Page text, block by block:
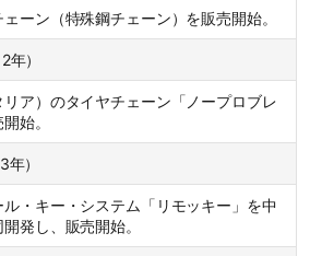
ーン（特殊鋼チェーン）を販売開始。
）
ア）のタイヤチェーン「ノープロブレ
始。
）
ル・キー・システム「リモッキー」を中
発し、販売開始。